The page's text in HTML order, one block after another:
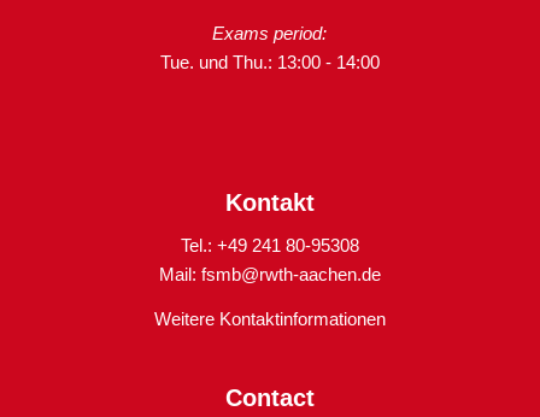
Exams period:
Tue. und Thu.: 13:00 - 14:00
Kontakt
Tel.: +49 241 80-95308
Mail: fsmb@rwth-aachen.de
Weitere Kontaktinformationen
Contact